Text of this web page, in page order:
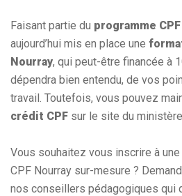
Faisant partie du programme CPF
aujourd’hui mis en place une
Nourray, qui peut-être financée à
dépendra bien entendu, de vos
travail. Toutefois, vous pouvez
crédit CPF sur le site du ministère.
Vous souhaitez vous inscrire à
CPF Nourray sur-mesure ?
nos conseillers pédagogiques qui